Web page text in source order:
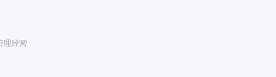
理经营